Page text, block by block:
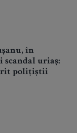
în
uriaș:
polițiștii